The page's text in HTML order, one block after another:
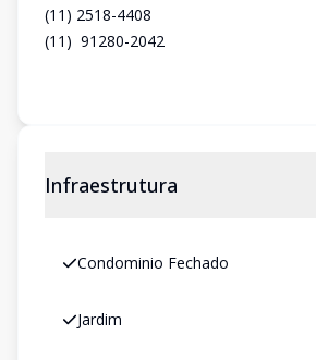
(11) 2518-4408
(11) 91280-2042
Infraestrutura
Condominio Fechado
Jardim